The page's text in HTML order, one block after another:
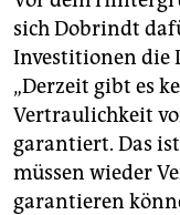
sich Dobrindt
Investitionen die
„Derzeit gibt es
Vertraulichkeit
garantiert. Das
müssen wieder
garantieren